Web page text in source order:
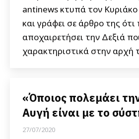
antinews κτυπά τον
και γράφει σε άρθρο της ότι
αποχαιρετήσει την Δεξιά
χαρακτηριστικά στην αρχή
«Όποιος πολεμάει
Αυγή είναι με το
27/07/2020